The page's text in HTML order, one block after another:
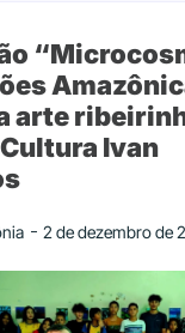
arte
Ivan
2 de dezembro de